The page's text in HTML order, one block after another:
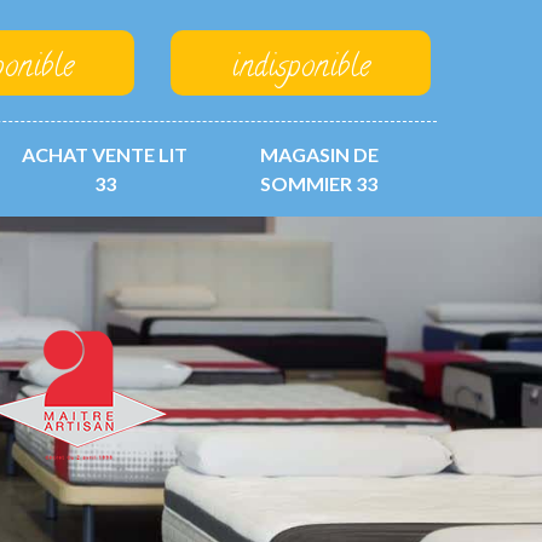
indisponible
ACHAT VENTE LIT
33
MAGASIN DE
SOMMIER 33